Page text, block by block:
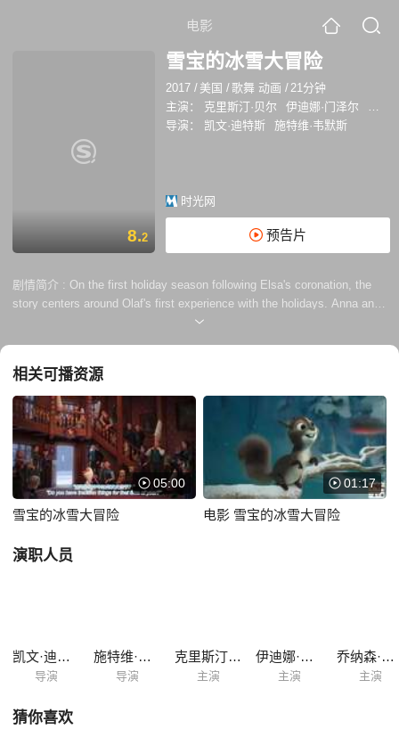
电影
8.2
雪宝的冰雪大冒险
2017 / 美国 /歌舞 动画 /21分钟
主演：
克里斯汀·贝尔 伊迪娜·门泽尔
乔什·
导演：
凯文·迪特斯 施特维·韦默斯
时光网
预告片
剧情简介 : On the first holiday season following Elsa's coronation, the
story centers around Olaf's first experience with the holidays. Anna and
Elsa have no true understanding of the holidays or seasonal tradition
share.
相关可播资源
05:00
雪宝的冰雪大冒险
01:17
电影 雪宝的冰雪大冒险
演职人员
凯文·迪特斯
导演
施特维·韦默斯
导演
克里斯汀·贝尔
主演
伊迪娜·门泽尔
主演
乔纳森·格罗夫
主演
猜你喜欢